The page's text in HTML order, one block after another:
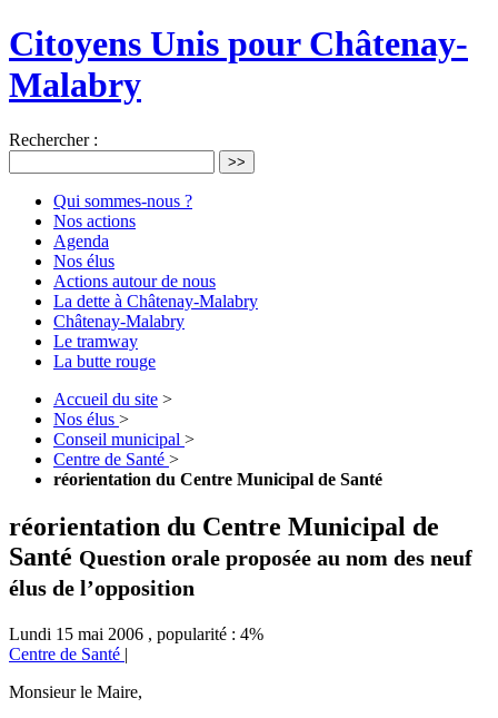
Citoyens Unis pour Châtenay-
Malabry
Rechercher :
>>
Qui sommes-nous ?
Nos actions
Agenda
Nos élus
Actions autour de nous
La dette à Châtenay-Malabry
Châtenay-Malabry
Le tramway
La butte rouge
Accueil du site >
Nos élus >
Conseil municipal >
Centre de Santé >
réorientation du Centre Municipal de Santé
réorientation du Centre Municipal de
Santé Question orale proposée au nom des neuf
élus de l’opposition
Lundi 15 mai 2006 , popularité : 4%
Centre de Santé |
Monsieur le Maire,